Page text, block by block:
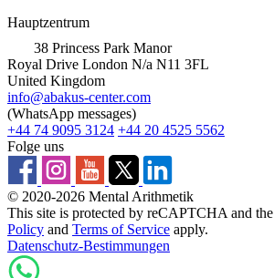
Hauptzentrum
38 Princess Park Manor
Royal Drive London N/a N11 3FL
United Kingdom
info@abakus-center.com
(WhatsApp messages)
+44 74 9095 3124 +44 20 4525 5562
Folge uns
© 2020-2026 Mental Arithmetik
This site is protected by reCAPTCHA and the
Policy and Terms of Service apply.
Datenschutz-Bestimmungen